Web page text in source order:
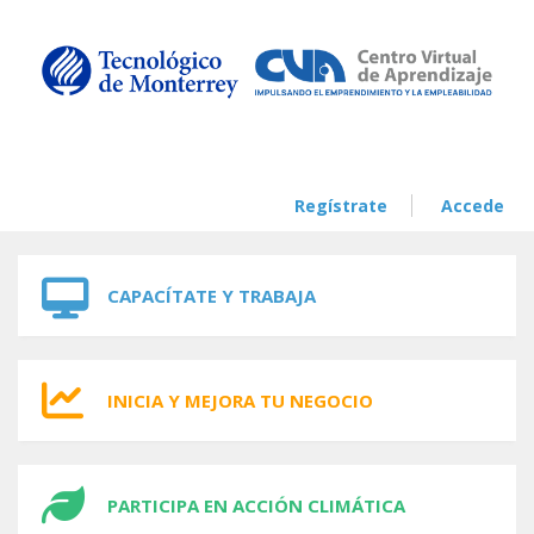
Regístrate Accede
CAPACÍTATE Y TRABAJA
INICIA Y MEJORA TU NEGOCIO
PARTICIPA EN ACCIÓN CLIMÁTICA